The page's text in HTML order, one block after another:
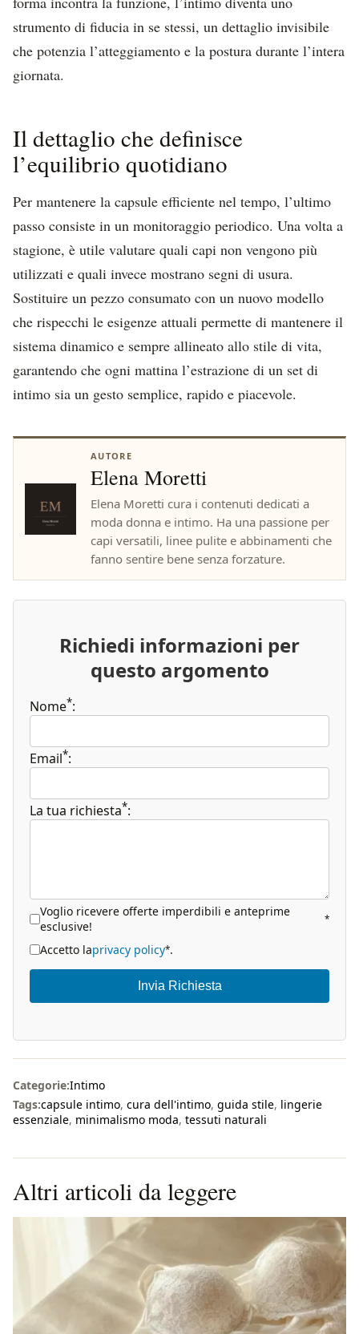
strumento di fiducia in se stessi, un dettaglio invisibile
che potenzia l’atteggiamento e la postura durante l’intera
giornata.
Il dettaglio che definisce
l’equilibrio quotidiano
Per mantenere la capsule efficiente nel tempo, l’ultimo
passo consiste in un monitoraggio periodico. Una volta a
stagione, è utile valutare quali capi non vengono più
utilizzati e quali invece mostrano segni di usura.
Sostituire un pezzo consumato con un nuovo modello
che rispecchi le esigenze attuali permette di mantenere il
sistema dinamico e sempre allineato allo stile di vita,
garantendo che ogni mattina l’estrazione di un set di
intimo sia un gesto semplice, rapido e piacevole.
AUTORE
Elena Moretti
Elena Moretti cura i contenuti dedicati a
moda donna e intimo. Ha una passione per
capi versatili, linee pulite e abbinamenti che
fanno sentire bene senza forzature.
Richiedi informazioni per
questo argomento
Nome*:
Email*:
La tua richiesta*:
Voglio ricevere offerte imperdibili e anteprime
esclusive!
*
Accetto laprivacy policy*.
Invia Richiesta
Categorie:Intimo
Tags:capsule intimo, cura dell'intimo, guida stile, lingerie
essenziale, minimalismo moda, tessuti naturali
Altri articoli da leggere